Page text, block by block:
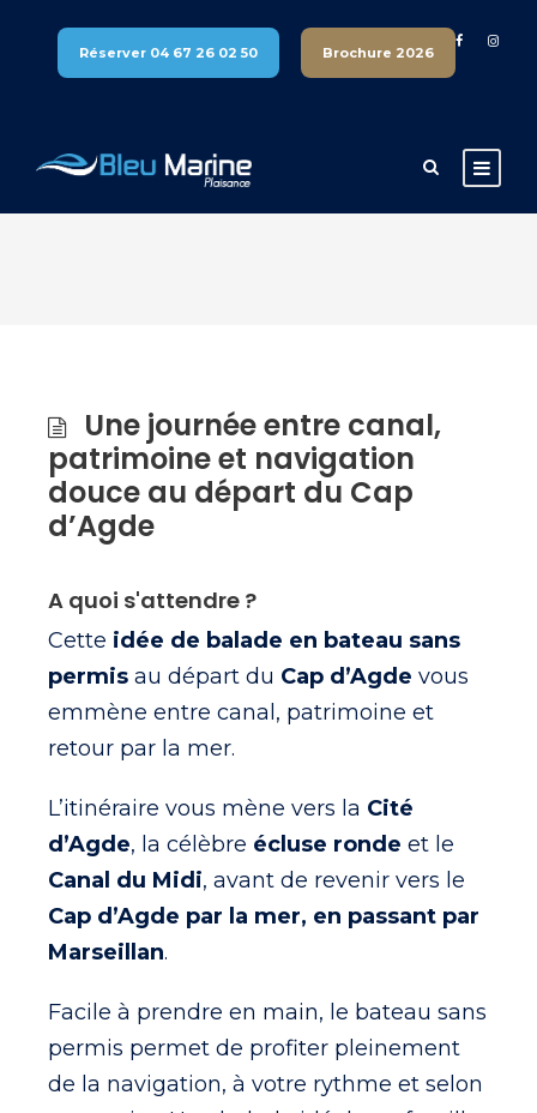
Réserver 04 67 26 02 50 Brochure 2026
Une journée entre canal,
patrimoine et navigation
douce au départ du Cap
d’Agde
A quoi s'attendre ?
Cette idée de balade en bateau sans
permis au départ du Cap d’Agde vous
emmène entre canal, patrimoine et
retour par la mer.
L’itinéraire vous mène vers la Cité
d’Agde, la célèbre écluse ronde et le
Canal du Midi, avant de revenir vers le
Cap d’Agde par la mer, en passant par
Marseillan.
Facile à prendre en main, le bateau sans
permis permet de profiter pleinement
de la navigation, à votre rythme et selon